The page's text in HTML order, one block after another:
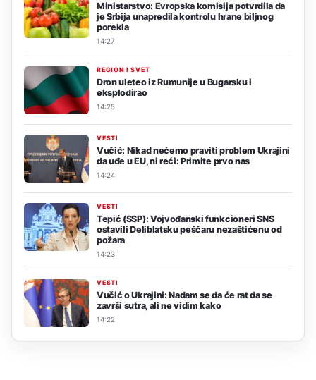
Ministarstvo: Evropska komisija potvrdila da
je Srbija unapredila kontrolu hrane biljnog
porekla
14:27
REGION I SVET
Dron uleteo iz Rumunije u Bugarsku i
eksplodirao
14:25
VESTI
Vučić: Nikad nećemo praviti problem Ukrajini
da uđe u EU, ni reći: Primite prvo nas
14:24
VESTI
Tepić (SSP): Vojvođanski funkcioneri SNS
ostavili Deliblatsku peščaru nezaštićenu od
požara
14:23
VESTI
Vučić o Ukrajini: Nadam se da će rat da se
završi sutra, ali ne vidim kako
14:22